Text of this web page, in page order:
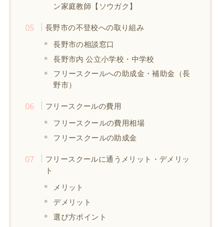
ン家庭教師【ソウガク】
長野市の不登校への取り組み
長野市の相談窓口
長野市内 公立小学校・中学校
フリースクールへの助成金・補助金（長
野市）
フリースクールの費用
フリースクールの費用相場
フリースクールの助成金
フリースクールに通うメリット・デメリッ
ト
メリット
デメリット
選び方ポイント